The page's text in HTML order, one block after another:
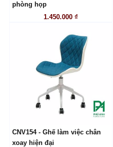
phòng họp
1.450.000 ₫
LIÊN HỆ
CNV154 - Ghế làm việc chân
xoay hiện đại